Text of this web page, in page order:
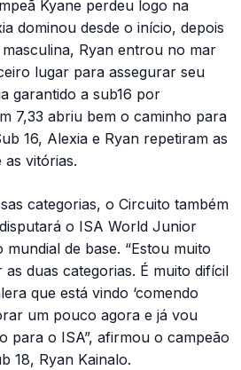
Kyane perdeu logo na
dominou desde o início, depois
Ryan entrou no mar
lugar para assegurar seu
garantido a sub16 por
7,33 abriu bem o caminho para
16, Alexia e Ryan repetiram as
as vitórias.
categorias, o Circuito também
o ISA World Junior
de base. “Estou muito
duas categorias. É muito difícil
que está vindo ‘comendo
um pouco agora e já vou
para o ISA”, afirmou o campeão
18, Ryan Kainalo.